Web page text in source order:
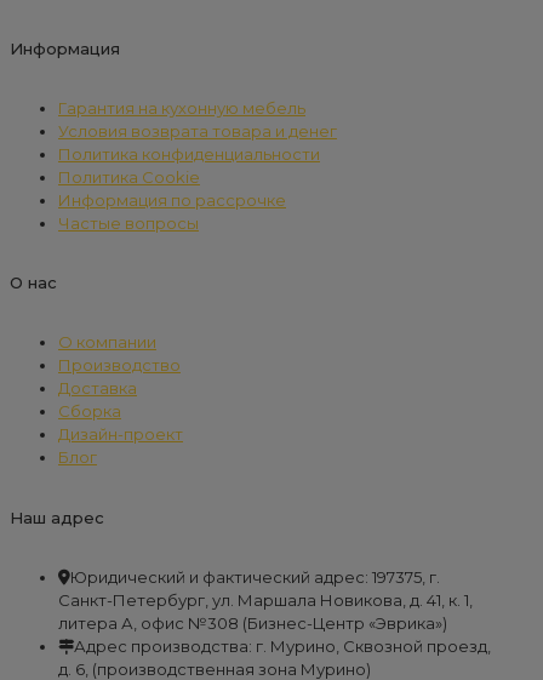
Информация
Гарантия на кухонную мебель
Условия возврата товара и денег
Политика конфиденциальности
Политика Cookie
Информация по рассрочке
Частые вопросы
О нас
О компании
Производство
Доставка
Сборка
Дизайн-проект
Блог
Наш адрес
Юридический и фактический адрес: 197375, г.
Санкт-Петербург, ул. Маршала Новикова, д. 41, к. 1,
литера А, офис №308 (Бизнес-Центр «Эврика»)
Адрес производства: г. Мурино, Сквозной проезд,
д. 6, (производственная зона Мурино)